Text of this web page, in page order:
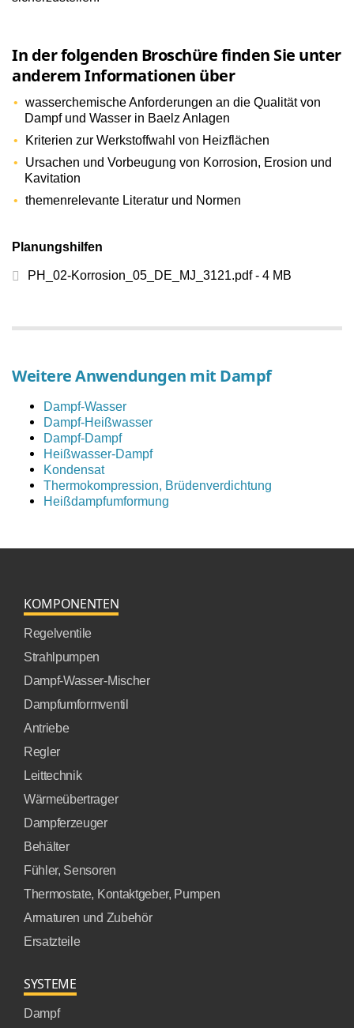
In der folgenden Broschüre finden Sie unter
anderem Informationen über
wasserchemische Anforderungen an die Qualität von
Dampf und Wasser in Baelz Anlagen
Kriterien zur Werkstoffwahl von Heizflächen
Ursachen und Vorbeugung von Korrosion, Erosion und
Kavitation
themenrelevante Literatur und Normen
Planungshilfen
PH_02-Korrosion_05_DE_MJ_3121.pdf - 4 MB
Weitere Anwendungen mit Dampf
Dampf-Wasser
Dampf-Heißwasser
Dampf-Dampf
Heißwasser-Dampf
Kondensat
Thermokompression, Brüdenverdichtung
Heißdampfumformung
KOMPONENTEN
Regelventile
Strahlpumpen
Dampf-Wasser-Mischer
Dampfumformventil
Antriebe
Regler
Leittechnik
Wärmeübertrager
Dampferzeuger
Behälter
Fühler, Sensoren
Thermostate, Kontaktgeber, Pumpen
Armaturen und Zubehör
Ersatzteile
SYSTEME
Dampf